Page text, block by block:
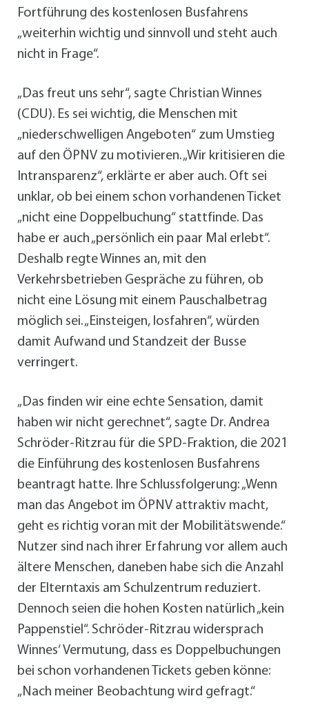
Fortführung des kostenlosen Busfahrens
„weiterhin wichtig und sinnvoll und steht auch
nicht in Frage“.
„Das freut uns sehr“, sagte Christian Winnes
(CDU). Es sei wichtig, die Menschen mit
„niederschwelligen Angeboten“ zum Umstieg
auf den ÖPNV zu motivieren. „Wir kritisieren die
Intransparenz“, erklärte er aber auch. Oft sei
unklar, ob bei einem schon vorhandenen Ticket
„nicht eine Doppelbuchung“ stattfinde. Das
habe er auch „persönlich ein paar Mal erlebt“.
Deshalb regte Winnes an, mit den
Verkehrsbetrieben Gespräche zu führen, ob
nicht eine Lösung mit einem Pauschalbetrag
möglich sei. „Einsteigen, losfahren“, würden
damit Aufwand und Standzeit der Busse
verringert.
„Das finden wir eine echte Sensation, damit
haben wir nicht gerechnet“, sagte Dr. Andrea
Schröder-Ritzrau für die SPD-Fraktion, die 2021
die Einführung des kostenlosen Busfahrens
beantragt hatte. Ihre Schlussfolgerung: „Wenn
man das Angebot im ÖPNV attraktiv macht,
geht es richtig voran mit der Mobilitätswende.“
Nutzer sind nach ihrer Erfahrung vor allem auch
ältere Menschen, daneben habe sich die Anzahl
der Elterntaxis am Schulzentrum reduziert.
Dennoch seien die hohen Kosten natürlich „kein
Pappenstiel“. Schröder-Ritzrau widersprach
Winnes‘ Vermutung, dass es Doppelbuchungen
bei schon vorhandenen Tickets geben könne:
„Nach meiner Beobachtung wird gefragt.“